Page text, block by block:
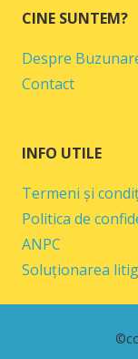
CINE SUNTEM?
Despre
Contact
INFO UTILE
Termeni și
Politica de
ANPC
Soluționarea